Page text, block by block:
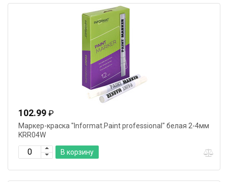
102.99 ₽
Маркер-краска "Informat.Paint professional" белая 2-4мм
KRR04W
В корзину